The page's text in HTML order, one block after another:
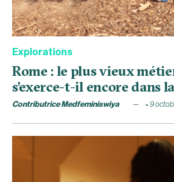
Explorations
Rome : le plus vieux
s’exerce-t-il encore dans
Contributrice Medfeminiswiya 9